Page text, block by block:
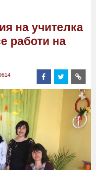
на учителка
работи на